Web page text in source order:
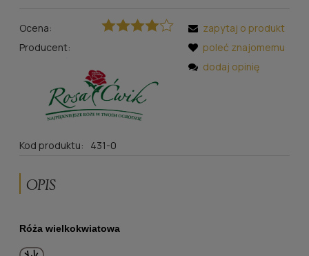
Ocena:
Producent:
Kod produktu: 431-0
zapytaj o produkt
poleć znajomemu
dodaj opinię
OPIS
Róża wielkokwiatowa